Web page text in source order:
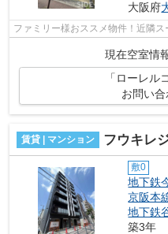
大阪府
ファミリー様おススメ物件！近隣ス
現在空室情
「ローレル
お問い
賃貸 | マンション フウキレ
敷0
地下鉄
京阪本
地下鉄
築3年